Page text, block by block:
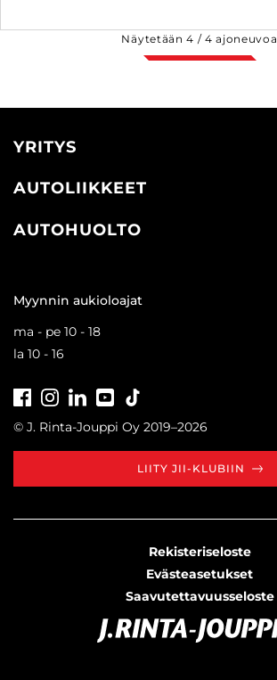
Näytetään4 /4 ajoneuvoa
YRITYS
AUTOLIIKKEET
AUTOHUOLTO
Myynnin aukioloajat
ma - pe 10 - 18
la 10 - 16
FacebookInstagramLinkedInYoutube
© J. Rinta-Jouppi Oy 2019–2026
LIITY JII-KLUBIIN
Rekisteriseloste
Evästeasetukset
Saavutettavuusseloste